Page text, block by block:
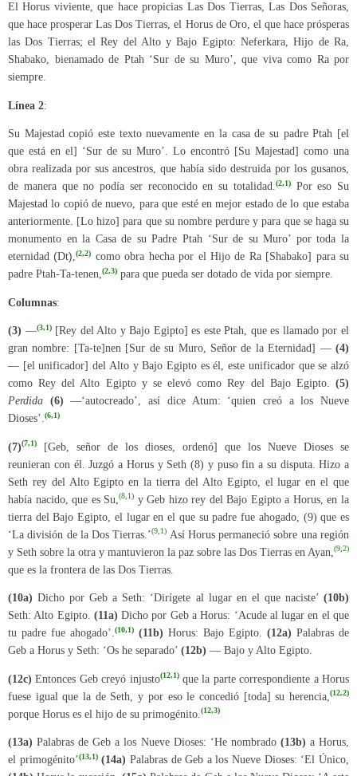
El Horus viviente, que hace propicias Las Dos Tierras, Las Dos Señoras,
que hace prosperar Las Dos Tierras, el Horus de Oro, el que hace prósperas
las Dos Tierras; el Rey del Alto y Bajo Egipto: Neferkara, Hijo de Ra,
Shabako, bienamado de Ptah ‘Sur de su Muro’, que viva como Ra por
siempre.
Línea 2:
Su Majestad copió este texto nuevamente en la casa de su padre Ptah [el
que está en el] ‘Sur de su Muro’. Lo encontró [Su Majestad] como una
obra realizada por sus ancestros, que había sido destruida por los gusanos,
de manera que no podía ser reconocido en su totalidad.(2,1)Por eso Su
Majestad lo copió de nuevo, para que esté en mejor estado de lo que estaba
anteriormente. [Lo hizo] para que su nombre perdure y para que se haga su
monumento en la Casa de su Padre Ptah ‘Sur de su Muro’ por toda la
eternidad (Dt),(2,2) como obra hecha por el Hijo de Ra [Shabako] para su
padre Ptah-Ta-tenen,(2,3) para que pueda ser dotado de vida por siempre.
Columnas:
(3) —(3,1)[Rey del Alto y Bajo Egipto] es este Ptah, que es llamado por el
gran nombre: [Ta-te]nen [Sur de su Muro, Señor de la Eternidad] — (4)
— [el unificador] del Alto y Bajo Egipto es él, este unificador que se alzó
como Rey del Alto Egipto y se elevó como Rey del Bajo Egipto. (5)
Perdida (6) —‘autocreado’, así dice Atum: ‘quien creó a los Nueve
Dioses’.(6,1)
(7)(7,1)
[Geb, señor de los dioses, ordenó] que los Nueve Dioses se
reunieran con él. Juzgó a Horus y Seth (8) y puso fin a su disputa. Hizo a
Seth rey del Alto Egipto en la tierra del Alto Egipto, el lugar en el que
había nacido, que es Su,(8,1) y Geb hizo rey del Bajo Egipto a Horus, en la
tierra del Bajo Egipto, el lugar en el que su padre fue ahogado, (9) que es
‘La división de la Dos Tierras.’(9,1) Así Horus permaneció sobre una región
y Seth sobre la otra y mantuvieron la paz sobre las Dos Tierras en Ayan, (9,2)
que es la frontera de las Dos Tierras.
(10a) Dicho por Geb a Seth: ‘Dirígete al lugar en el que naciste’ (10b)
Seth: Alto Egipto. (11a) Dicho por Geb a Horus: ‘Acude al lugar en el que
tu padre fue ahogado’.(10,1) (11b) Horus: Bajo Egipto. (12a) Palabras de
Geb a Horus y Seth: ‘Os he separado’ (12b) — Bajo y Alto Egipto.
(12c) Entonces Geb creyó injusto(12,1)que la parte correspondiente a Horus
fuese igual que la de Seth, y por eso le concedió [toda] su herencia, (12,2)
porque Horus es el hijo de su primogénito. (12,3)
(13a) Palabras de Geb a los Nueve Dioses: ‘He nombrado (13b) a Horus,
el primogénito’(13,1) (14a) Palabras de Geb a los Nueve Dioses: ‘El Único,